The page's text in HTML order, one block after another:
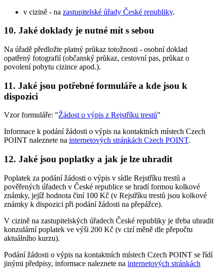
v cizině - na zastupitelské úřady České republiky.
10. Jaké doklady je nutné mít s sebou
Na úřadě předložte platný průkaz totožnosti - osobní doklad
opatřený fotografií (občanský průkaz, cestovní pas, průkaz o
povolení pobytu cizince apod.).
11. Jaké jsou potřebné formuláře a kde jsou k
dispozici
Vzor formuláře: "Žádost o výpis z Rejstříku trestů"
Informace k podání žádosti o výpis na kontaktních místech Czech
POINT naleznete na internetových stránkách Czech POINT.
12. Jaké jsou poplatky a jak je lze uhradit
Poplatek za podání žádosti o výpis v sídle Rejstříku trestů a
pověřených úřadech v České republice se hradí formou kolkové
známky, jejíž hodnota činí 100 Kč (v Rejstříku trestů jsou kolkové
známky k dispozici při podání žádosti na přepážce).
V cizině na zastupitelských úřadech České republiky je třeba uhradit
konzulární poplatek ve výši 200 Kč (v cizí měně dle přepočtu
aktuálního kurzu).
Podání žádosti o výpis na kontaktních místech Czech POINT se řídí
jinými předpisy, informace naleznete na internetových stránkách